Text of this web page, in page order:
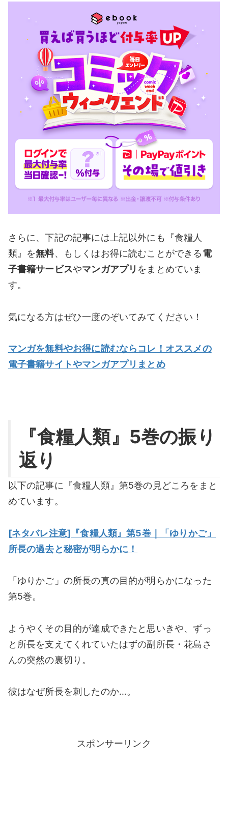
さらに、下記の記事には上記以外にも『食糧人
類』を無料、もしくはお得に読むことができる電
子書籍サービスやマンガアプリ をまとめていま
す。
気になる方はぜひ一度のぞいてみてください！
マンガを無料やお得に読むならコレ！オススメの
電子書籍サイトやマンガアプリまとめ
『食糧人類』5巻の振り
返り
以下の記事に『食糧人類』第5巻の見どころをまと
めています。
[ネタバレ注意]『食糧人類』第5巻｜「ゆりかご」
所長の過去と秘密が明らかに！
「ゆりかご」の所長の真の目的が明らかになった
第5巻。
ようやくその目的が達成できたと思いきや、ずっ
と所長を支えてくれていたはずの副所長・花島さ
んの突然の裏切り。
彼はなぜ所長を刺したのか…。
スポンサーリンク